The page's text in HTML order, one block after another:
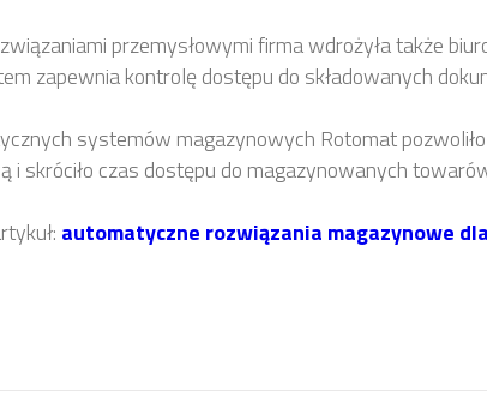
przemysłowymi firma wdrożyła także
zapewnia kontrolę dostępu do składowanych
systemów magazynowych Rotomat
i skróciło czas dostępu do magazynowanych
automatyczne rozwiązania magazynowe